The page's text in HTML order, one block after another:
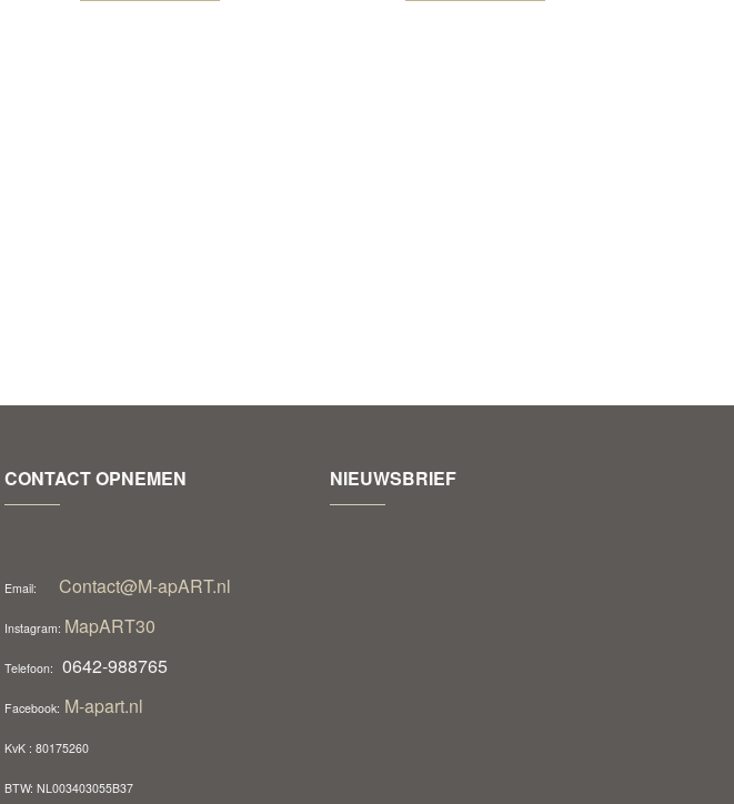
CONTACT OPNEMEN
Email: Contact@M-apART.nl
Instagram: MapART30
Telefoon: 0642-988765
Facebook: M-apart.nl
KvK : 80175260
BTW: NL003403055B37
NIEUWSBRIEF